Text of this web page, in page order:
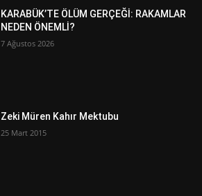
KARABÜK’TE ÖLÜM GERÇEĞİ: RAKAMLAR
NEDEN ÖNEMLİ?
7 Ağustos 2026
Zeki Müren Kahır Mektubu
25 Mart 2015